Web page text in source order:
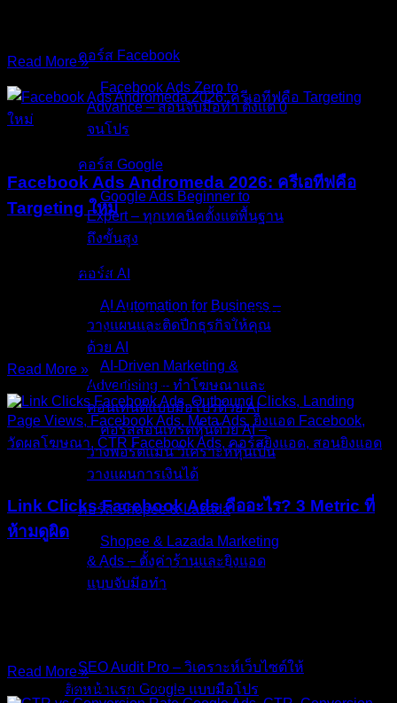
คอร์ส Facebook
Facebook Ads Zero to
Advance – สอนจับมือทำ ตั้งแต่ 0
จนโปร
คอร์ส Google
Google Ads Beginner to
Expert – ทุกเทคนิคตั้งแต่พื้นฐาน
ถึงขั้นสูง
คอร์ส AI
AI Automation for Business –
วางแผนและติดปีกธุรกิจให้คุณ
ด้วย AI
AI-Driven Marketing &
Advertising – ทำโฆษณาและ
คอนเทนต์แบบมือโปรด้วย AI
คอร์สสอนเทรดหุ้นด้วย AI –
วางพอร์ตแม่น วิเคราะห์หุ้นเป็น
วางแผนการเงินได้
คอร์ส Shopee & Lazada
Shopee & Lazada Marketing
& Ads – ตั้งค่าร้านและยิงแอด
แบบจับมือทำ
SEO Audit Pro – วิเคราะห์เว็บไซต์ให้
ติดหน้าแรก Google แบบมือโปร
Read More »
Facebook Ads Andromeda 2026: ครีเอทีฟคือ
Targeting ใหม่
“ถ้าครีเอทีฟตัวเดียวทำ Targeting แทนคุณได้ทั้งหมด แล้ว
Interest ที่คุณเลือกไว้ในแอดเซ็ต ยังมีความหมายอยู่จริงหรือ”
Andromeda 2026 เริ่มสังเกตเห็นความเปลี่ยนแปลงที่ชัดเจนมาก
นั่นคือแคมเปญที่เคยแบ่ง
Read More »
No Comments
Link Clicks Facebook Ads คืออะไร? 3 Metric ที่
ห้ามดูผิด
Facebook Ads Metrics Guide Link Clicks Facebook Ads คือ
อะไร? ทำไมคลิกเยอะ แต่คนเข้าเว็บจริงอาจน้อยกว่าที่คิด Link
Read More »
25/May/2026No Comments